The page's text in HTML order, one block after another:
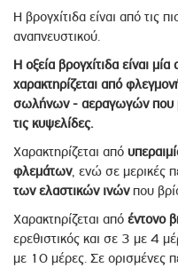
Η βρογχίτιδα είναι από τις
αναπνευστικού.
Η οξεία βρογχίτιδα είναι
χαρακτηρίζεται από
σωλήνων - αεραγωγών που
τις κυψελίδες.
Χαρακτηρίζεται από
φλεμάτων, ενώ σε μερικές
των ελαστικών ινώνπου
Χαρακτηρίζεται από έντονο
ερεθιστικός και σε 3 με 4
με 10 μέρες. Σε ορισμένες